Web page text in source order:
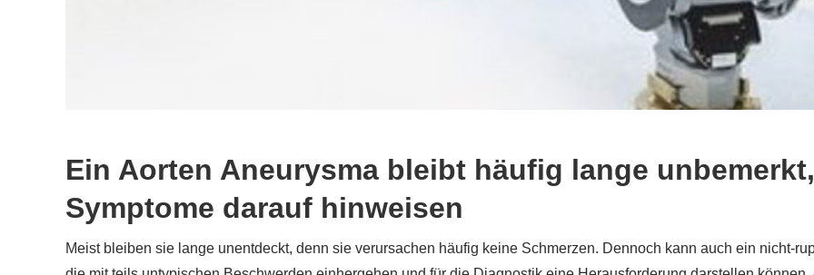
Ein Aorten Aneurysma bleibt häufig lange
Symptome darauf hinweisen
Meist bleiben sie lange unentdeckt, denn sie verursachen häufig keine Schmerzen. Dennoch kann auch ein nicht-